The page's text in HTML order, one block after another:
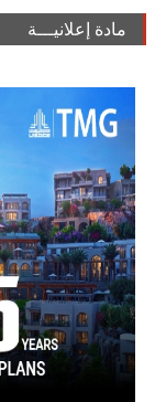
مادة إعلانيـــة